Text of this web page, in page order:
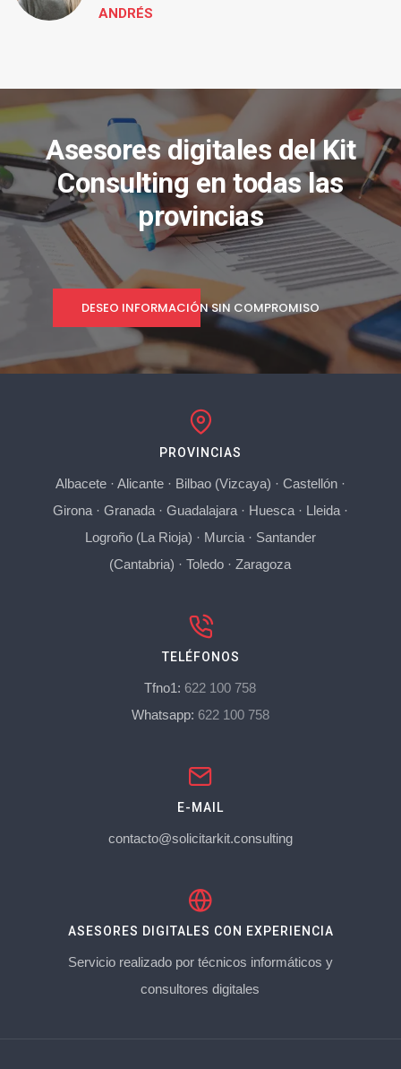
ANDRÉS
Asesores digitales del Kit
Consulting en todas las
provincias
DESEO INFORMACIÓN SIN COMPROMISO
PROVINCIAS
Albacete· Alicante· Bilbao (Vizcaya) · Castellón·
Girona· Granada· Guadalajara· Huesca· Lleida·
Logroño (La Rioja) · Murcia· Santander
(Cantabria) ·Toledo ·Zaragoza
TELÉFONOS
Tfno1: 622 100 758
Whatsapp: 622 100 758
E-MAIL
contacto@solicitarkit.consulting
ASESORES DIGITALES CON EXPERIENCIA
Servicio realizado por técnicos informáticos y
consultores digitales